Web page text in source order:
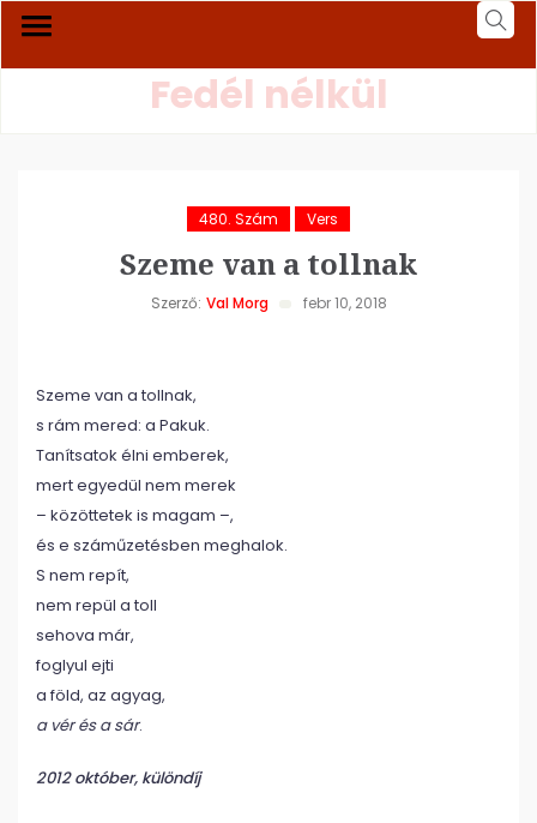
Fedél nélkül
480. Szám Vers
Szeme van a tollnak
Szerző: Val Morg febr 10, 2018
Szeme van a tollnak,
s rám mered: a Pakuk.
Tanítsatok élni emberek,
mert egyedül nem merek
– közöttetek is magam –,
és e száműzetésben meghalok.
S nem repít,
nem repül a toll
sehova már,
foglyul ejti
a föld, az agyag,
a vér és a sár.
2012 október, különdíj